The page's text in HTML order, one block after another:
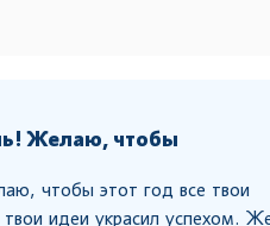
Желаю, чтобы
чтобы этот год все твои
твои идеи украсил успехом.